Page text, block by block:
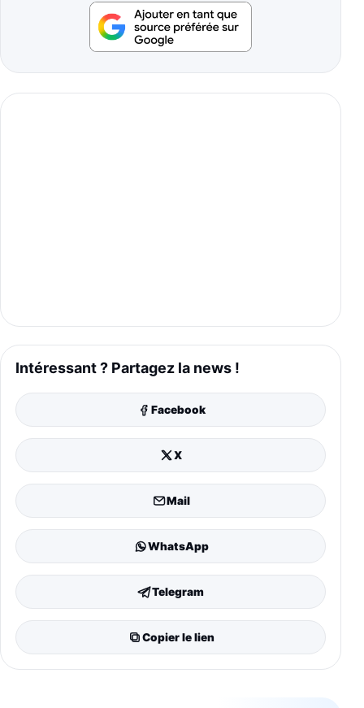
Intéressant ? Partagez la news !
Facebook
X
Mail
WhatsApp
Telegram
Copier le lien